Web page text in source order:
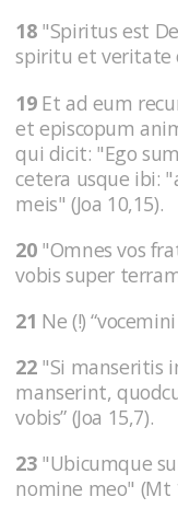
18"Spiritus est
spiritu et veritate
19Et ad eum
et episcopum
qui dicit: "Ego
cetera usque ibi:
meis" (Joa 10,15).
20"Omnes vos
vobis super
21 Ne (!)
22"Si manseritis
manserint,
vobis” (Joa 15,7).
23"Ubicumque
nomine meo" (Mt